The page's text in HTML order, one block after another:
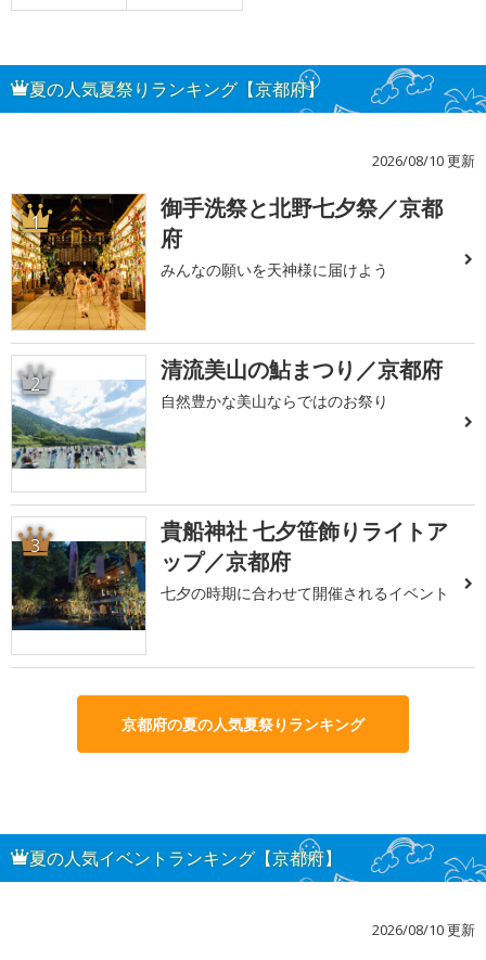
夏の人気夏祭りランキング【京都府】
2026/08/10 更新
1
御手洗祭と北野七夕祭／京都
府
みんなの願いを天神様に届けよう
2 清流美山の鮎まつり／京都府
自然豊かな美山ならではのお祭り
3
貴船神社 七夕笹飾りライトア
ップ／京都府
七夕の時期に合わせて開催されるイベント
京都府の夏の人気夏祭りランキング
夏の人気イベントランキング【京都府】
2026/08/10 更新